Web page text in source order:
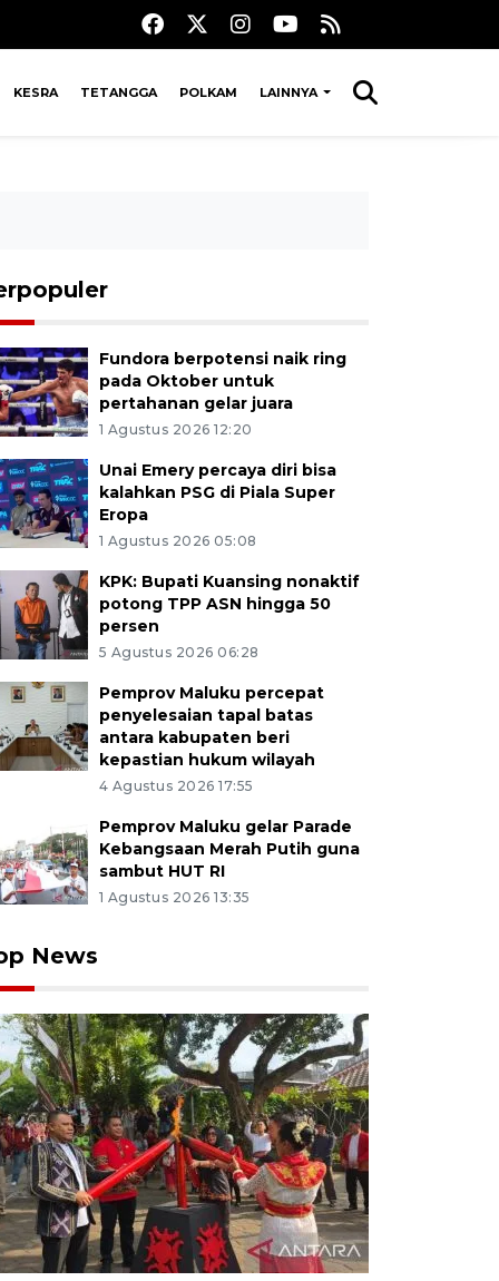
KESRA TETANGGA POLKAM LAINNYA
Fundora berpotensi naik ring
pada Oktober untuk
pertahanan gelar juara
1 Agustus 2026 12:20
Unai Emery percaya diri bisa
kalahkan PSG di Piala Super
Eropa
1 Agustus 2026 05:08
KPK: Bupati Kuansing nonaktif
potong TPP ASN hingga 50
persen
5 Agustus 2026 06:28
Pemprov Maluku percepat
penyelesaian tapal batas
antara kabupaten beri
kepastian hukum wilayah
4 Agustus 2026 17:55
Pemprov Maluku gelar Parade
Kebangsaan Merah Putih guna
sambut HUT RI
1 Agustus 2026 13:35
News